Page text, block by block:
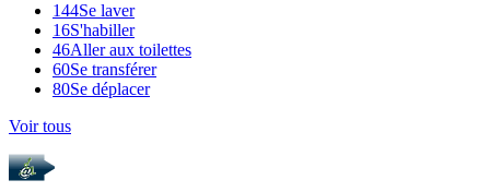
144Se laver
16S'habiller
46Aller aux toilettes
60Se transférer
80Se déplacer
Voir tous